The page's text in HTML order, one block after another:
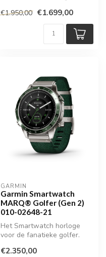
€1.950,00 €1.699,00
GARMIN
Garmin Smartwatch
MARQ® Golfer (Gen 2)
010-02648-21
Het Smartwatch horloge
voor de fanatieke golfer.
€2.350,00